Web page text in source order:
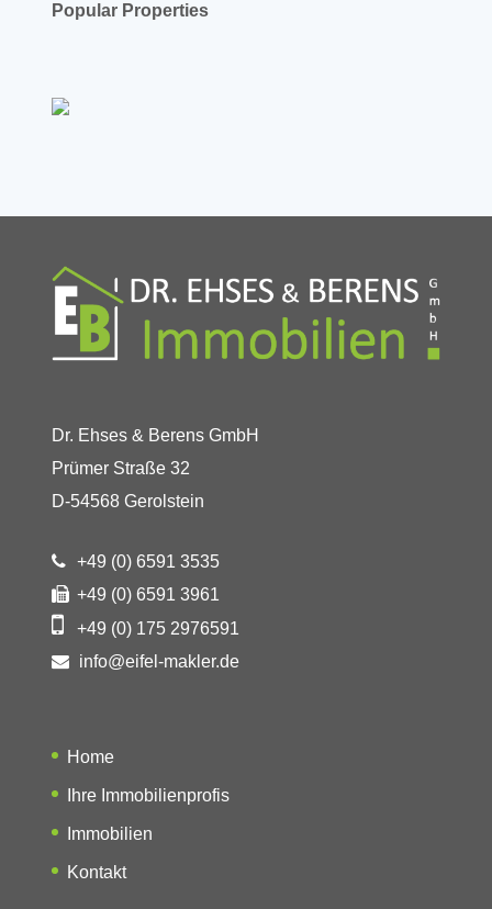
Popular Properties
Dr. Ehses & Berens GmbH
Prümer Straße 32
D-54568 Gerolstein
+49 (0) 6591 3535
+49 (0) 6591 3961
+49 (0) 175 2976591
info@eifel-makler.de
Home
Ihre Immobilienprofis
Immobilien
Kontakt